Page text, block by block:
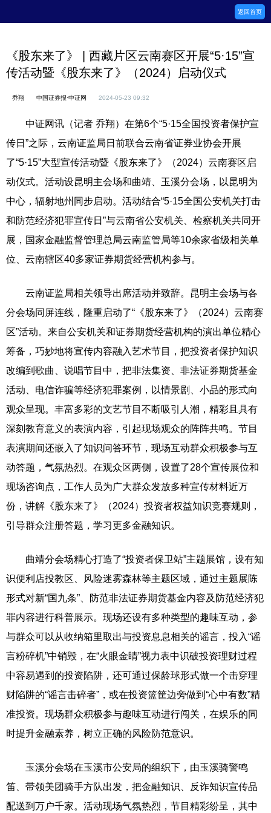
返回首页
《股东来了》 | 西藏片区云南赛区开展“5·15”宣
传活动暨《股东来了》（2024）启动仪式
乔翔 中国证券报·中证网 2024-05-23 09:32
中证网讯（记者 乔翔）在第6个“5·15全国投资者保护宣
传日”之际，云南证监局日前联合云南省证券业协会开展
了“5·15”大型宣传活动暨《股东来了》（2024）云南赛区启
动仪式。活动设昆明主会场和曲靖、玉溪分会场，以昆明为
中心，辐射地州同步启动。活动结合“5·15全国公安机关打击
和防范经济犯罪宣传日”与云南省公安机关、检察机关共同开
展，国家金融监督管理总局云南监管局等10余家省级相关单
位、云南辖区40多家证券期货经营机构参与。
云南证监局相关领导出席活动并致辞。昆明主会场与各
分会场同屏连线，隆重启动了“《股东来了》（2024）云南赛
区”活动。来自公安机关和证券期货经营机构的演出单位精心
筹备，巧妙地将宣传内容融入艺术节目，把投资者保护知识
改编到歌曲、说唱节目中，把非法集资、非法证券期货基金
活动、电信诈骗等经济犯罪案例，以情景剧、小品的形式向
观众呈现。丰富多彩的文艺节目不断吸引人潮，精彩且具有
深刻教育意义的表演内容，引起现场观众的阵阵共鸣。节目
表演期间还嵌入了知识问答环节，现场互动群众积极参与互
动答题，气氛热烈。在观众区两侧，设置了28个宣传展位和
现场咨询点，工作人员为广大群众发放多种宣传材料近万
份，讲解《股东来了》（2024）投资者权益知识竞赛规则，
引导群众注册答题，学习更多金融知识。
曲靖分会场精心打造了“投资者保卫站”主题展馆，设有知
识便利店投教区、风险迷雾森林等主题区域，通过主题展陈
形式对新“国九条”、防范非法证券期货基金内容及防范经济犯
罪内容进行科普展示。现场还设有多种类型的趣味互动，参
与群众可以从收纳箱里取出与投资息息相关的谣言，投入“谣
言粉碎机”中销毁，在“火眼金睛”视力表中识破投资理财过程
中容易遇到的投资陷阱，还可通过保龄球形式做一个击穿理
财陷阱的“谣言击碎者”，或在投资篮筐边旁做到“心中有数”精
准投资。现场群众积极参与趣味互动进行闯关，在娱乐的同
时提升金融素养，树立正确的风险防范意识。
玉溪分会场在玉溪市公安局的组织下，由玉溪骑警鸣
笛、带领美团骑手方队出发，把金融知识、反诈知识宣传品
配送到万户千家。活动现场气氛热烈，节目精彩纷呈，其中